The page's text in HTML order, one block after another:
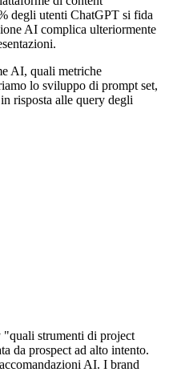
degli utenti ChatGPT si fida
AI complica ulteriormente
AI, quali metriche
lo sviluppo di prompt set,
risposta alle query degli
"quali strumenti di project
da prospect ad alto intento.
AI. I brand